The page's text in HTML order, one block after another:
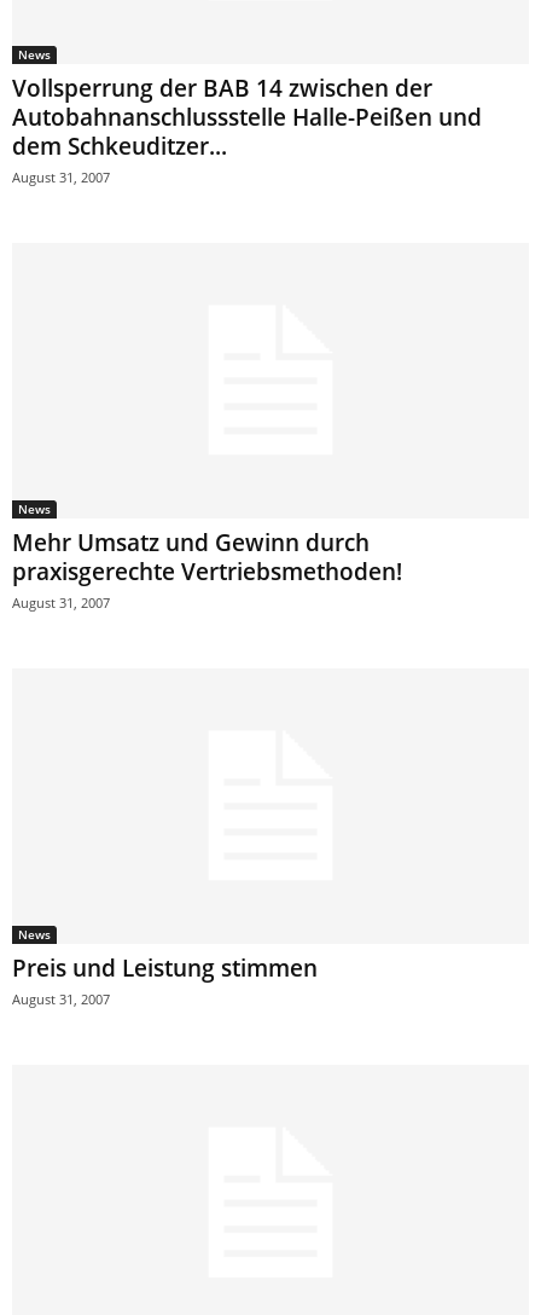
News
Vollsperrung der BAB 14 zwischen der
Autobahnanschlussstelle Halle-Peißen und
dem Schkeuditzer...
August 31, 2007
News
Mehr Umsatz und Gewinn durch
praxisgerechte Vertriebsmethoden!
August 31, 2007
News
Preis und Leistung stimmen
August 31, 2007